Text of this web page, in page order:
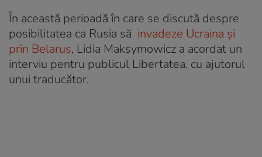
În această perioadă în care se discută despre
posibilitatea ca Rusia să invadeze Ucraina și
prin Belarus, Lidia Maksymowicz a acordat un
interviu pentru publicul Libertatea, cu ajutorul
unui traducător.